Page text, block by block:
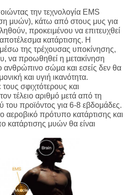
την τεχνολογία EMS
μυών), κάτω από στους μυς για
προκειμένου να επιτευχθεί
κατάρτισης. Η
μέσω της τρέχουσας υποκίνησης,
να προωθηθεί η μετακίνηση
ανθρώπινο σώμα και εσείς δεν θα
και υγιή ικανότητα.
σφιχτότερους και
τέλειο αριθμό μετά από τη
του προϊόντος για 6-8 εβδομάδες.
αεροβικό πρότυπο κατάρτισης και
κατάρτισης μυών θα είναι